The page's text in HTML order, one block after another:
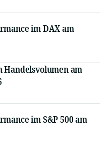
im DAX am
am
im S&P 500 am